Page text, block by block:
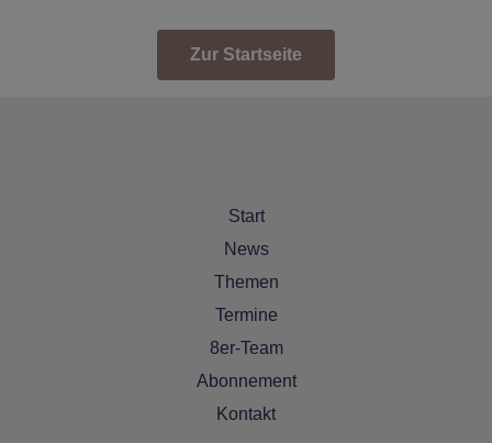
Zur Startseite
Start
News
Themen
Termine
8er-Team
Abonnement
Kontakt